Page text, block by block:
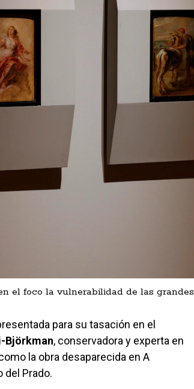
el foco la vulnerabilidad de las grandes
para su tasación en el
Björkman, conservadora y experta en
la obra desaparecida en A
del Prado.